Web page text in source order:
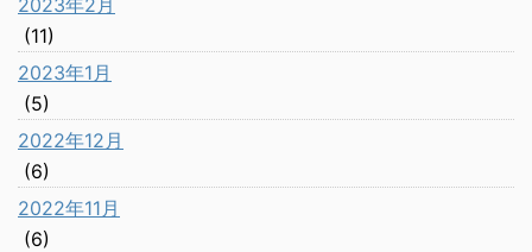
(11)
2023年1月
(5)
2022年12月
(6)
2022年11月
(6)